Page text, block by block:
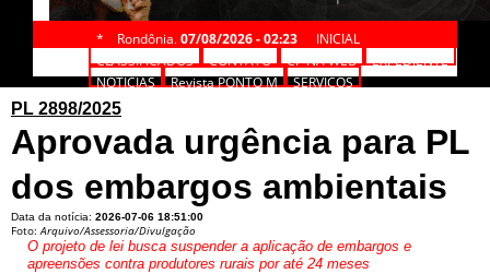
* Rondônia, 07/08/2026 - 02:23
INICIAL
CLASSIFICADOS
CONTATO CP NA WEB
EXPEDIENTE
NOTÍCIAS
Revista PONTO M
SERVIÇOS
PL 2898/2025
Aprovada urgência para PL
dos embargos ambientais
Data da notícia: 2026-07-06 18:51:00
Foto:Arquivo/Assessoria/Divulgação
O projeto de lei busca suspender a aplicação de embargos e
apreensões contra produtores rurais por até 24 meses